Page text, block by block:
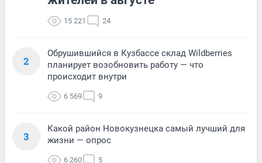
15 221 24
2
Обрушившийся в Кузбассе склад Wildberries
планирует возобновить работу — что
происходит внутри
6 569 9
3
Какой район Новокузнецка самый лучший для
жизни — опрос
6 260 5